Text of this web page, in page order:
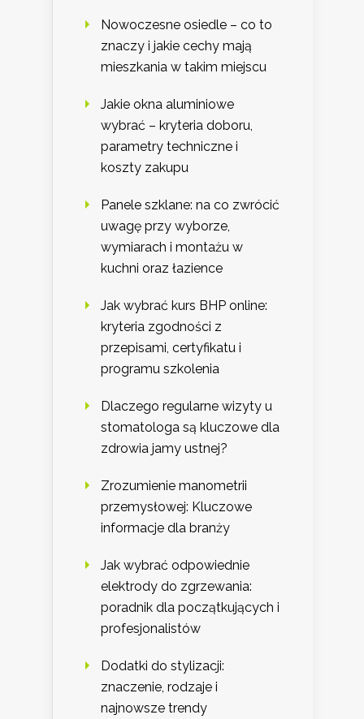
Nowoczesne osiedle – co to
znaczy i jakie cechy mają
mieszkania w takim miejscu
Jakie okna aluminiowe
wybrać – kryteria doboru,
parametry techniczne i
koszty zakupu
Panele szklane: na co zwrócić
uwagę przy wyborze,
wymiarach i montażu w
kuchni oraz łazience
Jak wybrać kurs BHP online:
kryteria zgodności z
przepisami, certyfikatu i
programu szkolenia
Dlaczego regularne wizyty u
stomatologa są kluczowe dla
zdrowia jamy ustnej?
Zrozumienie manometrii
przemysłowej: Kluczowe
informacje dla branży
Jak wybrać odpowiednie
elektrody do zgrzewania:
poradnik dla początkujących i
profesjonalistów
Dodatki do stylizacji:
znaczenie, rodzaje i
najnowsze trendy